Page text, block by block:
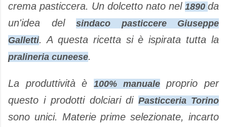
crema pasticcera. Un dolcetto nato nel 1890 da
un'idea del sindaco pasticcere Giuseppe
Galletti. A questa ricetta si è ispirata tutta la
pralineria cuneese.
La produttività è 100% manualeproprio per
questo i prodotti dolciari diPasticceria Torino
sono unici. Materie prime selezionate, incarto